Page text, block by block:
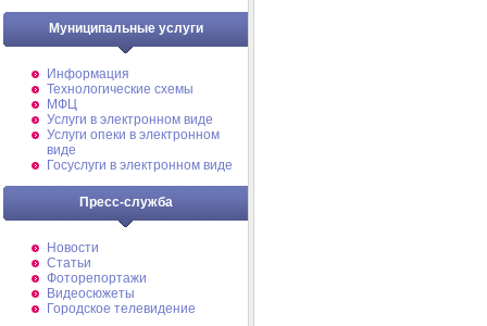
Муниципальные услуги
Информация
Технологические схемы
МФЦ
Услуги в электронном виде
Услуги опеки в электронном
виде
Госуслуги в электронном виде
Пресс-служба
Новости
Статьи
Фоторепортажи
Видеосюжеты
Городское телевидение